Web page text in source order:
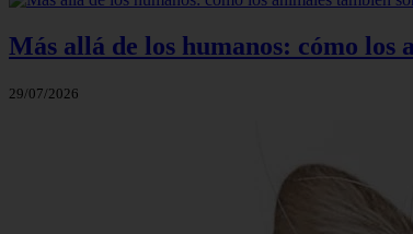
Más allá de los humanos: cómo los
29/07/2026